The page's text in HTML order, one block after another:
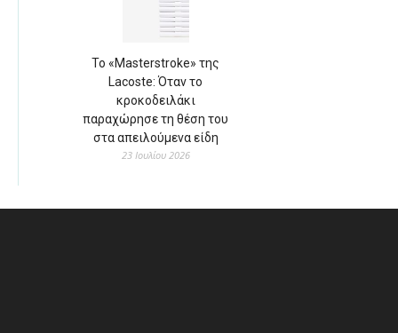
Το «Masterstroke» της
Lacoste: Όταν το
κροκοδειλάκι
παραχώρησε τη θέση του
στα απειλούμενα είδη
23 Ιουλίου 2026